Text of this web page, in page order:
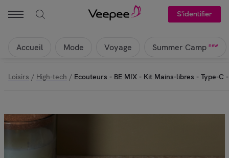
S'identifier
Accueil Mode Voyage Summer Camp new
Loisirs / High-tech / Ecouteurs - BE MIX - Kit Mains-libres - Type-C
Be MIX - Ecouteurs - BE MIX - Kit Mains-libres - Type-C - Blanc |